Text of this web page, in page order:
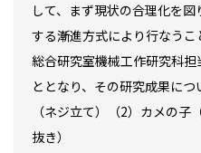
して、まず現状の合理化を
する漸進方式により行なう
総合研究室機械工作研究科
ととなり、その研究成果に
（ネジ立て）（2）カメの
抜き）